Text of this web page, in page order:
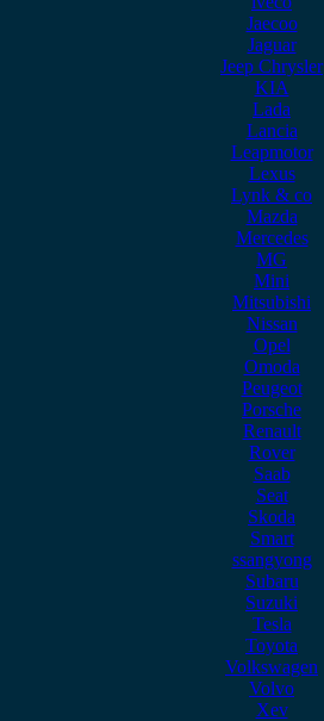
Jaecoo
Jaguar
Jeep Chrysler
KIA
Lada
Lancia
Leapmotor
Lexus
Lynk & co
Mazda
Mercedes
MG
Mini
Mitsubishi
Nissan
Opel
Omoda
Peugeot
Porsche
Renault
Rover
Saab
Seat
Skoda
Smart
ssangyong
Subaru
Suzuki
Tesla
Toyota
Volkswagen
Volvo
Xev